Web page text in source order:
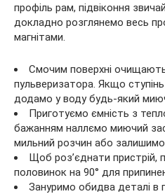
профіль рам, підвіконня
докладно розглянемо весь
магнітами.
Смочим поверхні
пульверизатора. Якщо
додамо у воду будь-який
Приготуємо ємність з
бажанням наллємо миючий
мильний розчин або
Щоб роз’єднати пристрій,
половинок на 90° для
Зануримо обидва деталі в